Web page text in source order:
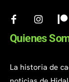
Quienes
La historia de